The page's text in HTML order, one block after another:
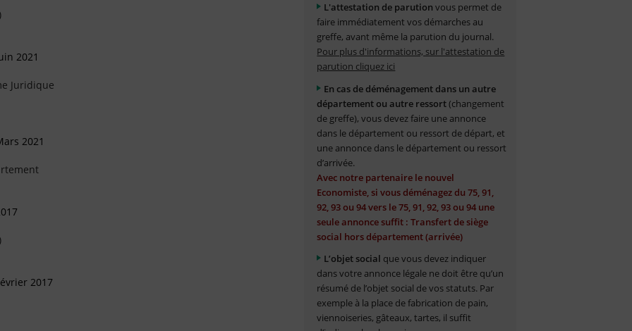
2021
Juridique
2021
2017
L'attestation de parution vous permet de
faire immédiatement vos démarches au
greffe, avant même la parution du journal.
Pour plus d'informations, sur l'attestation de
parution cliquez ici
En cas de déménagement dans un autre
département ou autre ressort(changement
de greffe), vous devez faire une annonce
dans le département ou ressort de départ, et
une annonce dans le département ou ressort
d’arrivée.
Avec notre partenaire le nouvel
Economiste, si vous déménagez du 75, 91,
92, 93 ou 94 vers le 75, 91, 92, 93 ou 94 une
seule annonce suffit : Transfert de siège
social hors département (arrivée)
L’objet social que vous devez indiquer
dans votre annonce légale ne doit être qu’un
résumé de l’objet social de vos statuts. Par
exemple à la place de fabrication de pain,
viennoiseries, gâteaux, tartes, il suffit